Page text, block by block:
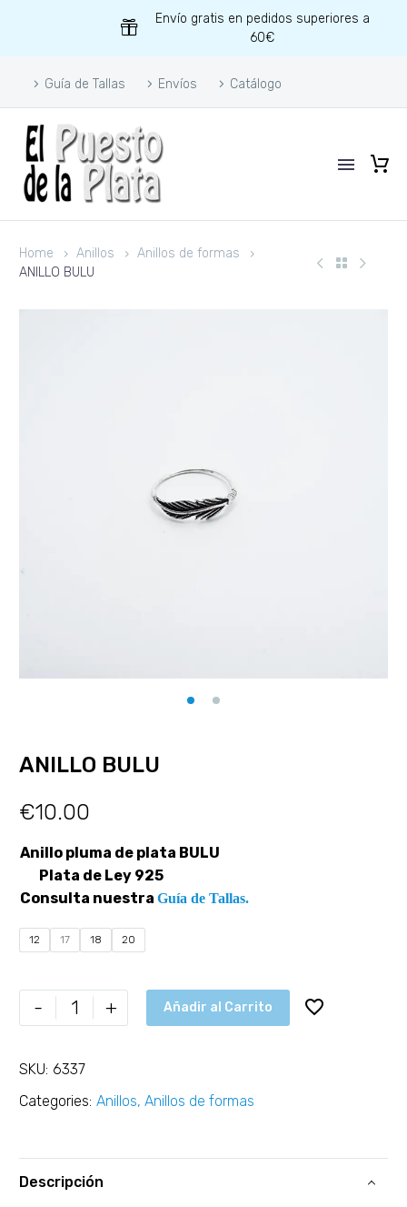
Envío gratis en pedidos superiores a
60€
Guía de Tallas Envíos Catálogo
Home Anillos
Anillos de formas
ANILLO BULU
ANILLO BULU
€10.00
Anillo pluma de plata BULU
Plata de Ley 925
Consulta nuestraGuía de Tallas.
12 17 18 20
- + Añadir al Carrito
SKU: 6337
Categories: Anillos, Anillos de formas
Descripción